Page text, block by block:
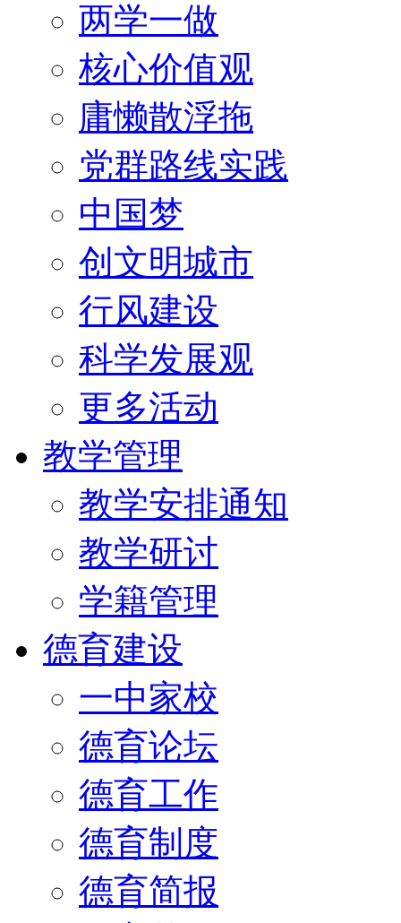
两学一做
核心价值观
庸懒散浮拖
党群路线实践
中国梦
创文明城市
行风建设
科学发展观
更多活动
教学管理
教学安排通知
教学研讨
学籍管理
德育建设
一中家校
德育论坛
德育工作
德育制度
德育简报